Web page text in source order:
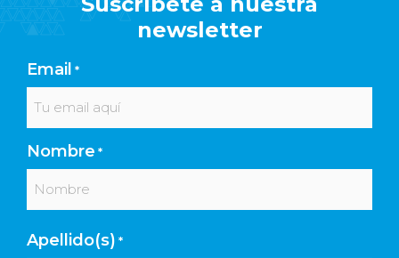
newsletter
Email *
Nombre *
Apellido(s) *